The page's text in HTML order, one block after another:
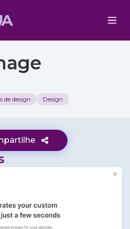
de design Design